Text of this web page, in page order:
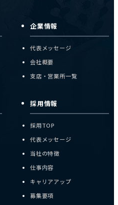
企業情報
代表メッセージ
会社概要
支店・営業所一覧
採用情報
採用TOP
代表メッセージ
当社の特徴
仕事内容
キャリアアップ
募集要項